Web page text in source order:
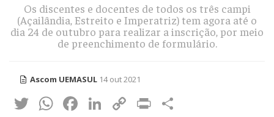
Os discentes e docentes de todos os três campi
(Açailândia, Estreito e Imperatriz) tem agora até o
dia 24 de outubro para realizar a inscrição, por meio
de preenchimento de formulário.
Ascom UEMASUL 14 out 2021
Twitter
WhatsApp
Facebook
LinkedIn
CopyPrint